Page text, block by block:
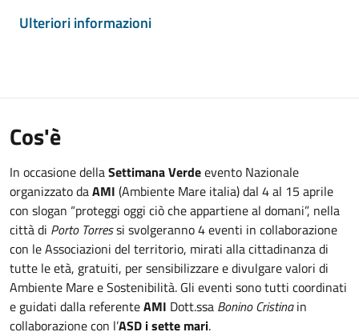
Ulteriori informazioni
Cos'è
In occasione dellaSettimana Verdeevento Nazionale
organizzato daAMI (Ambiente Mare italia) dal 4 al 15 aprile
con slogan “proteggi oggi ciò che appartiene al domani”, nella
città di Porto Torressi svolgeranno 4 eventi in collaborazione
con le Associazioni del territorio, mirati alla cittadinanza di
tutte le età, gratuiti, per sensibilizzare e divulgare valori di
Ambiente Mare e Sostenibilità. Gli eventi sono tutti coordinati
e guidati dalla referenteAMI Dott.ssa Bonino Cristinain
collaborazione con l’ASD i sette mari.